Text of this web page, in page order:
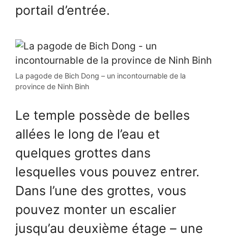
portail d’entrée.
La pagode de Bich Dong – un incontournable de la
province de Ninh Binh
Le temple possède de belles
allées le long de l’eau et
quelques grottes dans
lesquelles vous pouvez entrer.
Dans l’une des grottes, vous
pouvez monter un escalier
jusqu’au deuxième étage – une